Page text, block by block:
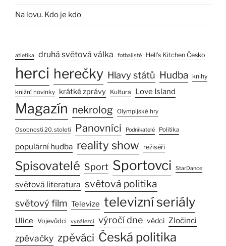
Na lovu. Kdo je kdo
atletika druhá světová válka fotbalisté Hell’s Kitchen Česko
herci herečky Hlavy států Hudba knihy
knižní novinky krátké zprávy Kultura Love Island
Magazín nekrolog Olympijské hry
Osobnosti 20. století Panovníci Podnikatelé Politika
populární hudba reality show režiséři
Spisovatelé Sport Sportovci StarDance
světová literatura světová politika
světový film Televize televizní seriály
Ulice Vojevůdci vynálezci výročí dne vědci Zločinci
zpěvačky zpěváci Česká politika